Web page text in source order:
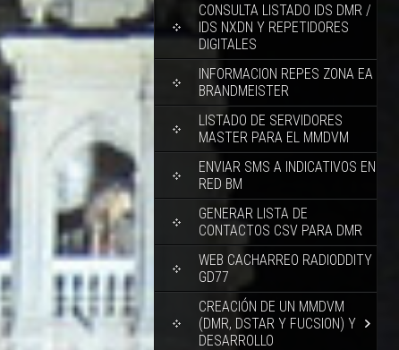
CONSULTA LISTADO IDS DMR /
IDS NXDN Y REPETIDORES
DIGITALES
INFORMACION REPES ZONA EA
BRANDMEISTER
LISTADO DE SERVIDORES
MASTER PARA EL MMDVM
ENVIAR SMS A INDICATIVOS EN
RED BM
GENERAR LISTA DE
CONTACTOS CSV PARA DMR
WEB CACHARREO RADIODDITY
GD77
CREACIÓN DE UN MMDVM
(DMR, DSTAR Y FUCSION) Y
DESARROLLO